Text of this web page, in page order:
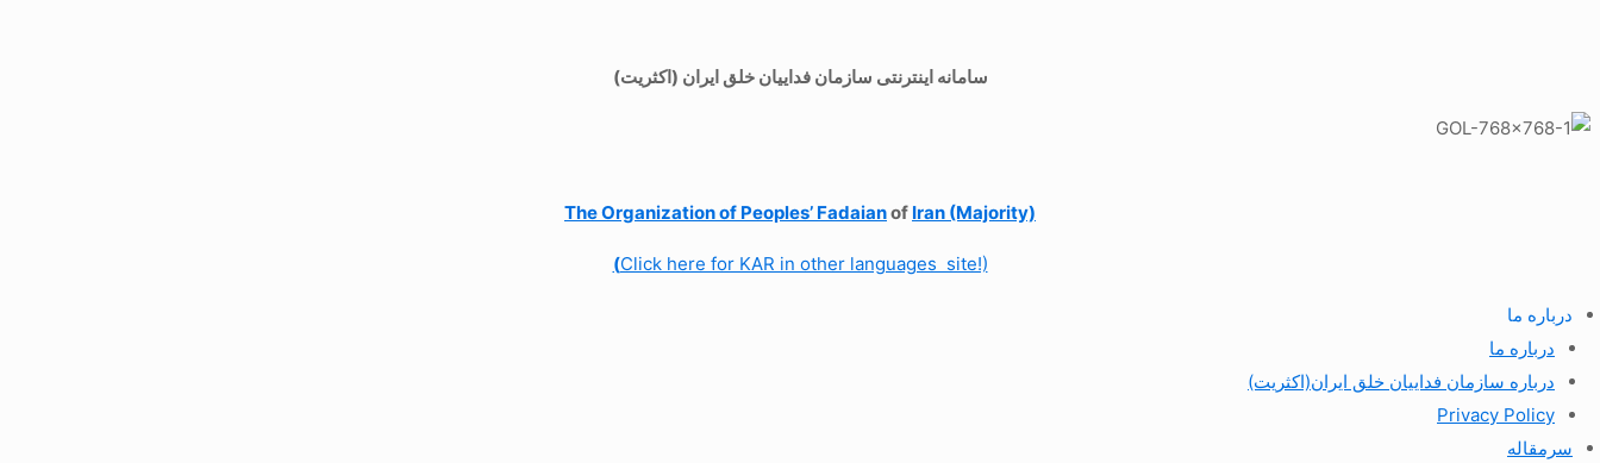
سامانه اینترنتی سازمان فداییان خلق ایران (اکثریت)
The Organization of Peoples’ Fadaianof Iran (Majority)
(Click here for KAR in other languages site!)
درباره ما
درباره ما
درباره سازمان فداییان خلق ایران(اکثریت)
Privacy Policy
سرمقاله